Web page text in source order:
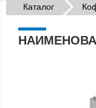
Каталог